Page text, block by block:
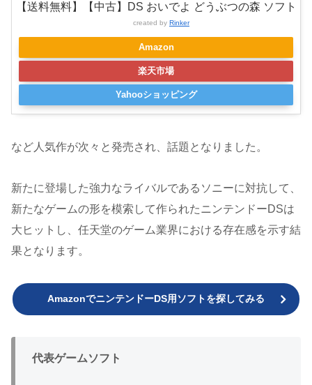
【送料無料】【中古】DS おいでよ どうぶつの森 ソフト
created by Rinker
Amazon
楽天市場
Yahooショッピング
など人気作が次々と発売され、話題となりました。
新たに登場した強力なライバルであるソニーに対抗して、
新たなゲームの形を模索して作られたニンテンドーDSは
大ヒットし、任天堂のゲーム業界における存在感を示す結
果となります。
AmazonでニンテンドーDS用ソフトを探してみる
代表ゲームソフト